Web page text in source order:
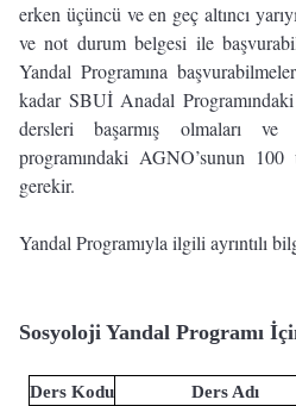
erken üçüncü ve en geç altıncı
ve not durum belgesi ile
Yandal Programına
kadar SBUİ Anadal
dersleri başarmış olmaları ve
programındaki AGNO’sunun
gerekir.
Yandal Programıyla ilgili ayrıntılı
Sosyoloji Yandal Programı
Ders Kodu Ders Adı